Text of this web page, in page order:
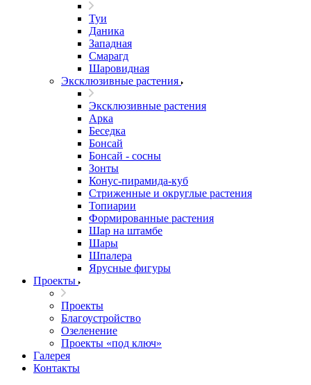
Туи
Даника
Западная
Смарагд
Шаровидная
Эксклюзивные растения
Эксклюзивные растения
Арка
Беседка
Бонсай
Бонсай - сосны
Зонты
Конус-пирамида-куб
Стриженные и округлые растения
Топиарии
Формированные растения
Шар на штамбе
Шары
Шпалера
Ярусные фигуры
Проекты
Проекты
Благоустройство
Озеленение
Проекты «под ключ»
Галерея
Контакты